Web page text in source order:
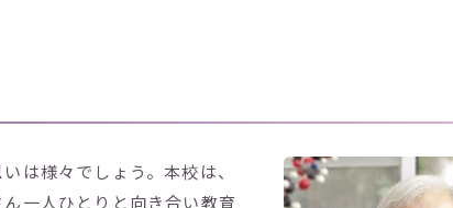
は様々でしょう。本校は、
一人ひとりと向き合い教育